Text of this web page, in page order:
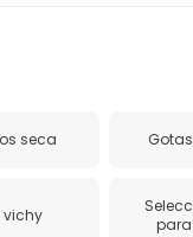
seca
vichy